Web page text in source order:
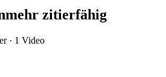
zitierfähig
· 1 Video